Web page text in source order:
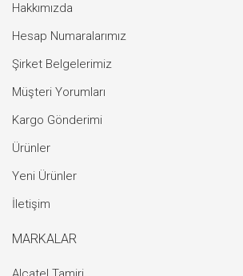
Hakkımızda
Hesap Numaralarımız
Şirket Belgelerimiz
Müşteri Yorumları
Kargo Gönderimi
Ürünler
Yeni Ürünler
İletişim
MARKALAR